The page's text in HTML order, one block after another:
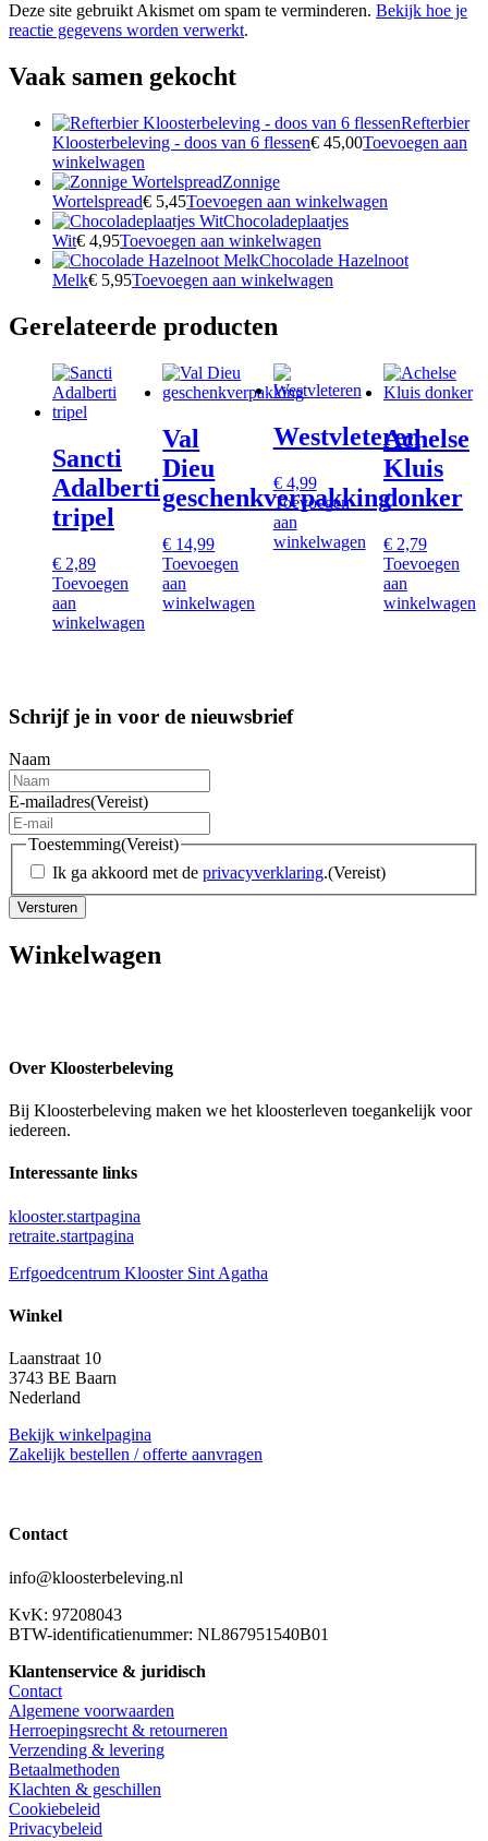
Deze site gebruikt Akismet om spam te verminderen. Bekijk hoe je
reactie gegevens worden verwerkt.
Vaak samen gekocht
Refterbier
Kloosterbeleving - doos van 6 flessen€ 45,00Toevoegen aan
winkelwagen
Zonnige
Wortelspread€ 5,45Toevoegen aan winkelwagen
Chocoladeplaatjes
Wit€ 4,95Toevoegen aan winkelwagen
Chocolade Hazelnoot
Melk€ 5,95Toevoegen aan winkelwagen
Gerelateerde producten
Sancti
Adalberti
tripel
€ 2,89
Toevoegen
aan
winkelwagen
Val
Dieu
geschenkverpakking
€ 14,99
Toevoegen
aan
winkelwagen
Westvleteren
€4,99
Toevoegen
aan
winkelwagen
Achelse
Kluis
donker
€2,79
Toevoegen
aan
winkelwagen
Schrijf je in voor de nieuwsbrief
Naam
E-mailadres(Vereist)
Toestemming(Vereist)
Ik ga akkoord met de privacyverklaring.(Vereist)
Winkelwagen
Over Kloosterbeleving
Bij Kloosterbeleving maken we het kloosterleven toegankelijk voor
iedereen.
Interessante links
klooster.startpagina
retraite.startpagina
Erfgoedcentrum Klooster Sint Agatha
Winkel
Laanstraat 10
3743 BE Baarn
Nederland
Bekijk winkelpagina
Zakelijk bestellen / offerte aanvragen
Contact
info@kloosterbeleving.nl
KvK: 97208043
BTW-identificatienummer: NL867951540B01
Klantenservice & juridisch
Contact
Algemene voorwaarden
Herroepingsrecht & retourneren
Verzending & levering
Betaalmethoden
Klachten & geschillen
Cookiebeleid
Privacybeleid